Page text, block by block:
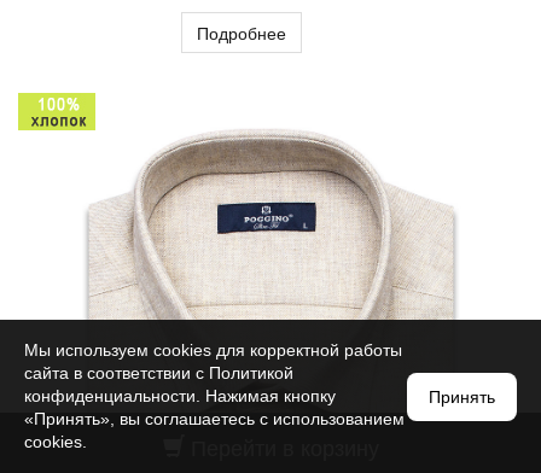
Подробнее
Мы используем cookies для корректной работы
сайта в соответствии с Политикой
конфиденциальности . Нажимая кнопку
«Принять», вы соглашаетесь с использованием
cookies.
Принять